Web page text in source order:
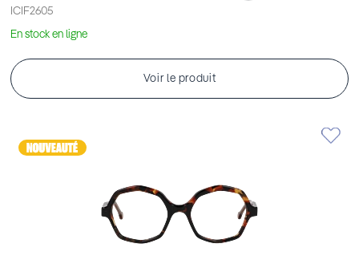
ICIF2605
En stock en ligne
Voir le produit